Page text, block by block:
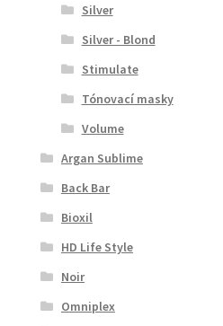
Silver
Silver - Blond
Stimulate
Tónovací masky
Volume
Argan Sublime
Back Bar
Bioxil
HD Life Style
Noir
Omniplex